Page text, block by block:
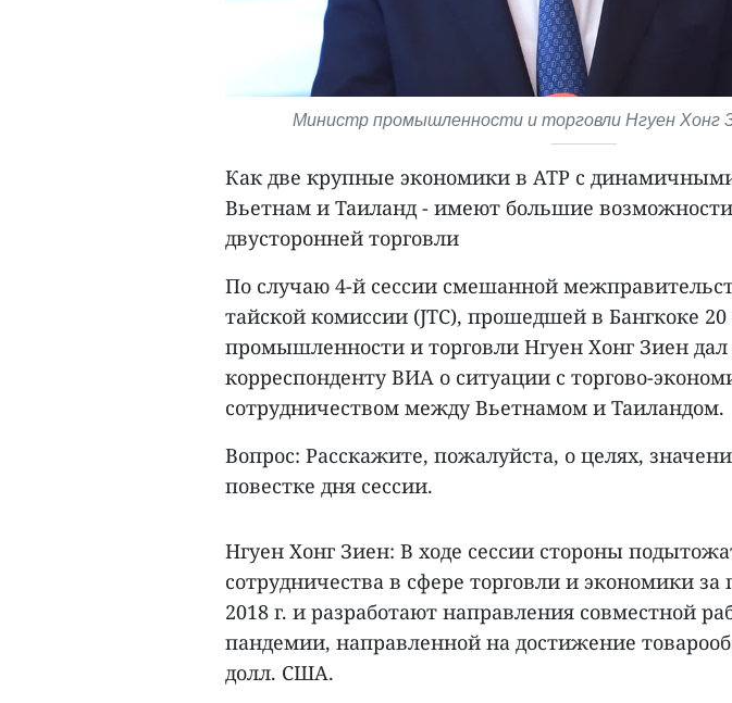
Министр промышленности и торговли Нгуен Хонг
Как две крупные экономики в АТР с
Вьетнам и Таиланд - имеют большие
двусторонней торговли
По случаю 4-й сессии смешанной
тайской комиссии (JTC), прошедшей в Бангкоке
промышленности и торговли Нгуен Хонг Зиен
корреспонденту ВИА о ситуации с торгово-
сотрудничеством между Вьетнамом и Таиландом.
Вопрос: Расскажите, пожалуйста, о целях,
повестке дня сессии.
Нгуен Хонг Зиен: В ходе сессии стороны
сотрудничества в сфере торговли и экономики за
2018 г. и разработают направления совместной
пандемии, направленной на достижение
долл. США.